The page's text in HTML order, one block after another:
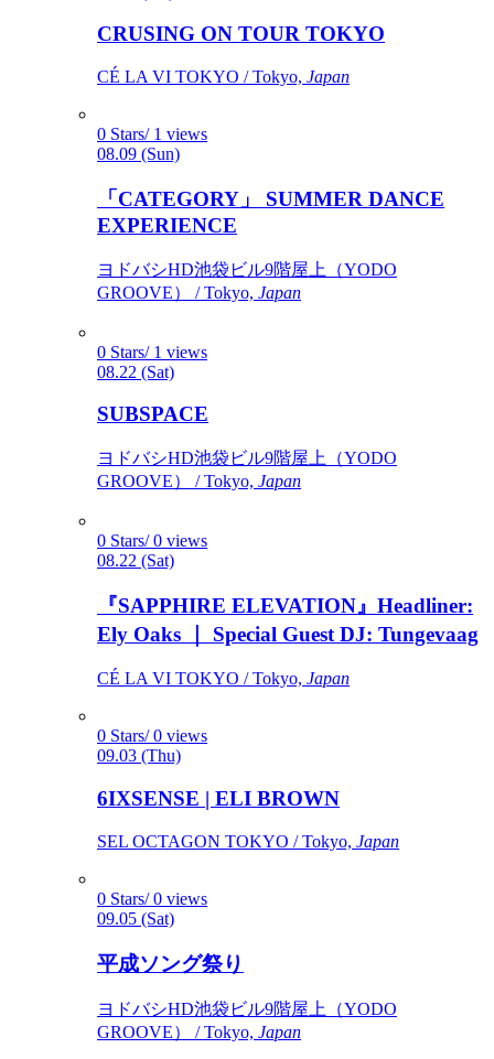
CRUSING ON TOUR TOKYO
CÉ LA VI TOKYO / Tokyo, Japan
0 Stars/ 1 views
08.09 (Sun)
「CATEGORY」 SUMMER DANCE
EXPERIENCE
ヨドバシHD池袋ビル9階屋上（YODO
GROOVE） / Tokyo, Japan
0 Stars/ 1 views
08.22 (Sat)
SUBSPACE
ヨドバシHD池袋ビル9階屋上（YODO
GROOVE） / Tokyo, Japan
0 Stars/ 0 views
08.22 (Sat)
『SAPPHIRE ELEVATION』Headliner:
Ely Oaks ｜ Special Guest DJ: Tungevaag
CÉ LA VI TOKYO / Tokyo, Japan
0 Stars/ 0 views
09.03 (Thu)
6IXSENSE | ELI BROWN
SEL OCTAGON TOKYO / Tokyo, Japan
0 Stars/ 0 views
09.05 (Sat)
平成ソング祭り
ヨドバシHD池袋ビル9階屋上（YODO
GROOVE） / Tokyo, Japan